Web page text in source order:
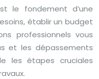
le fondement d’une
établir un budget
professionnels vous
et les dépassements
les étapes cruciales